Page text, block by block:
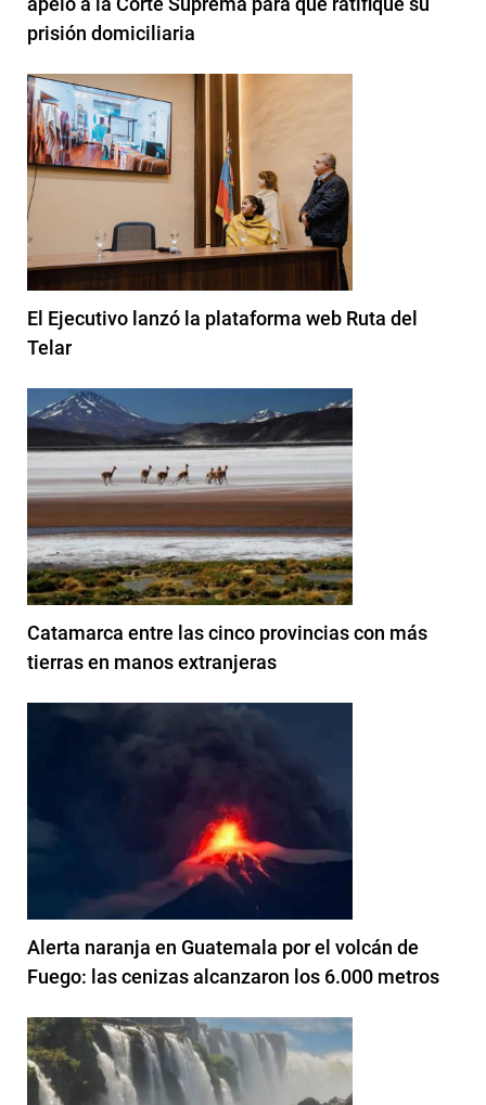
prisión domiciliaria
El Ejecutivo lanzó la plataforma web Ruta del
Telar
Catamarca entre las cinco provincias con más
tierras en manos extranjeras
Alerta naranja en Guatemala por el volcán de
Fuego: las cenizas alcanzaron los 6.000 metros